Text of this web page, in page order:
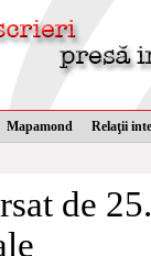
Mapamond Relaţii
de